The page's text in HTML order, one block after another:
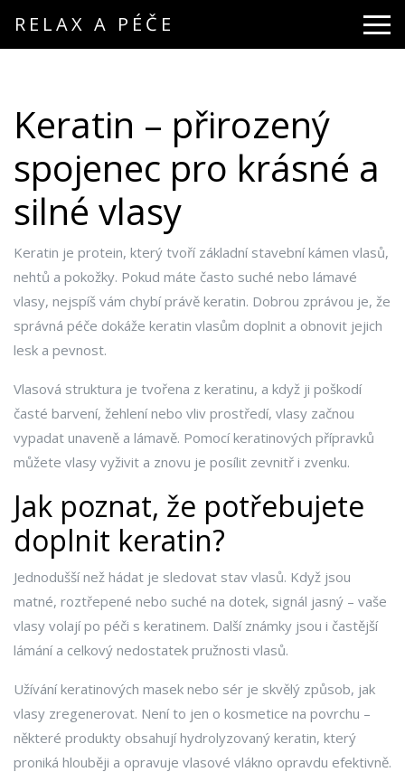
RELAX A PÉČE
Keratin – přirozený
spojenec pro krásné a
silné vlasy
Keratin je protein, který tvoří základní stavební kámen vlasů,
nehtů a pokožky. Pokud máte často suché nebo lámavé
vlasy, nejspíš vám chybí právě keratin. Dobrou zprávou je, že
správná péče dokáže keratin vlasům doplnit a obnovit jejich
lesk a pevnost.
Vlasová struktura je tvořena z keratinu, a když ji poškodí
časté barvení, žehlení nebo vliv prostředí, vlasy začnou
vypadat unaveně a lámavě. Pomocí keratinových přípravků
můžete vlasy vyživit a znovu je posílit zevnitř i zvenku.
Jak poznat, že potřebujete
doplnit keratin?
Jednodušší než hádat je sledovat stav vlasů. Když jsou
matné, roztřepené nebo suché na dotek, signál jasný – vaše
vlasy volají po péči s keratinem. Další známky jsou i častější
lámání a celkový nedostatek pružnosti vlasů.
Užívání keratinových masek nebo sér je skvělý způsob, jak
vlasy zregenerovat. Není to jen o kosmetice na povrchu –
některé produkty obsahují hydrolyzovaný keratin, který
proniká hlouběji a opravuje vlasové vlákno opravdu efektivně.